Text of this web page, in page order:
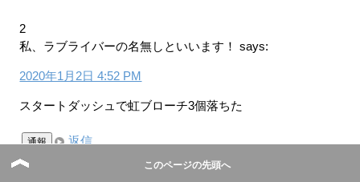
2
私、ラブライバーの名無しといいます！
says:
2020年1月2日 4:52 PM
スタートダッシュで虹ブローチ3個落ちた
通報 返信
このページの先頭へ